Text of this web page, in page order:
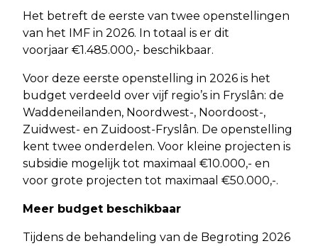
Het betreft de eerste van twee openstellingen
van het IMF in 2026. In totaal is er dit
voorjaar €1.485.000,- beschikbaar.
Voor deze eerste openstelling in 2026 is het
budget verdeeld over vijf regio’s in Fryslân: de
Waddeneilanden, Noordwest-, Noordoost-,
Zuidwest- en Zuidoost-Fryslân. De openstelling
kent twee onderdelen. Voor kleine projecten is
subsidie mogelijk tot maximaal €10.000,- en
voor grote projecten tot maximaal €50.000,-.
Meer budget beschikbaar
Tijdens de behandeling van de Begroting 2026